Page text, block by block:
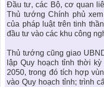
Đầu tư, các Bộ, cơ quan
Thủ tướng Chính phủ
của pháp luật trên tinh
đầu tư vào các khu công
Thủ tướng cũng giao
lập Quy hoạch tỉnh thời
2050, trong đó tích hợp
vào Quy hoạch tỉnh; trình